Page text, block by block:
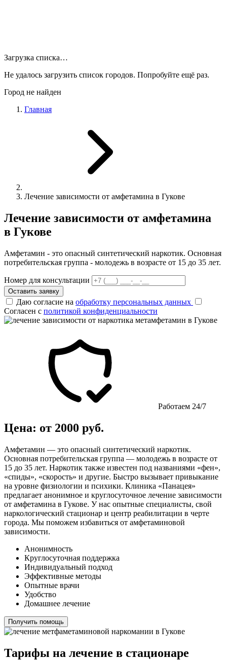
Загрузка списка…
Не удалось загрузить список городов. Попробуйте ещё раз.
Город не найден
Главная
Лечение зависимости от амфетамина в Гукове
Лечение зависимости от амфетамина
в Гукове
Амфетамин - это опасный синтетический наркотик. Основная
потребительская группа - молодежь в возрасте от 15 до 35 лет.
Номер для консультации
Оставить заявку
Даю согласие на обработку персональных данных
Согласен с политикой конфиденциальности
Работаем 24/7
Цена: от 2000 руб.
Амфетамин — это опасный синтетический наркотик.
Основная потребительская группа — молодежь в возрасте от
15 до 35 лет. Наркотик также известен под названиями «фен»,
«спиды», «скорость» и другие. Быстро вызывает привыкание
на уровне физиологии и психики. Клиника «Панацея»
предлагает анонимное и круглосуточное лечение зависимости
от амфетамина в Гукове. У нас опытные специалисты, свой
наркологический стационар и центр реабилитации в черте
города. Мы поможем избавиться от амфетаминовой
зависимости.
Анонимность
Круглосуточная поддержка
Индивидуальный подход
Эффективные методы
Опытные врачи
Удобство
Домашнее лечение
Получить помощь
Тарифы на лечение в стационаре